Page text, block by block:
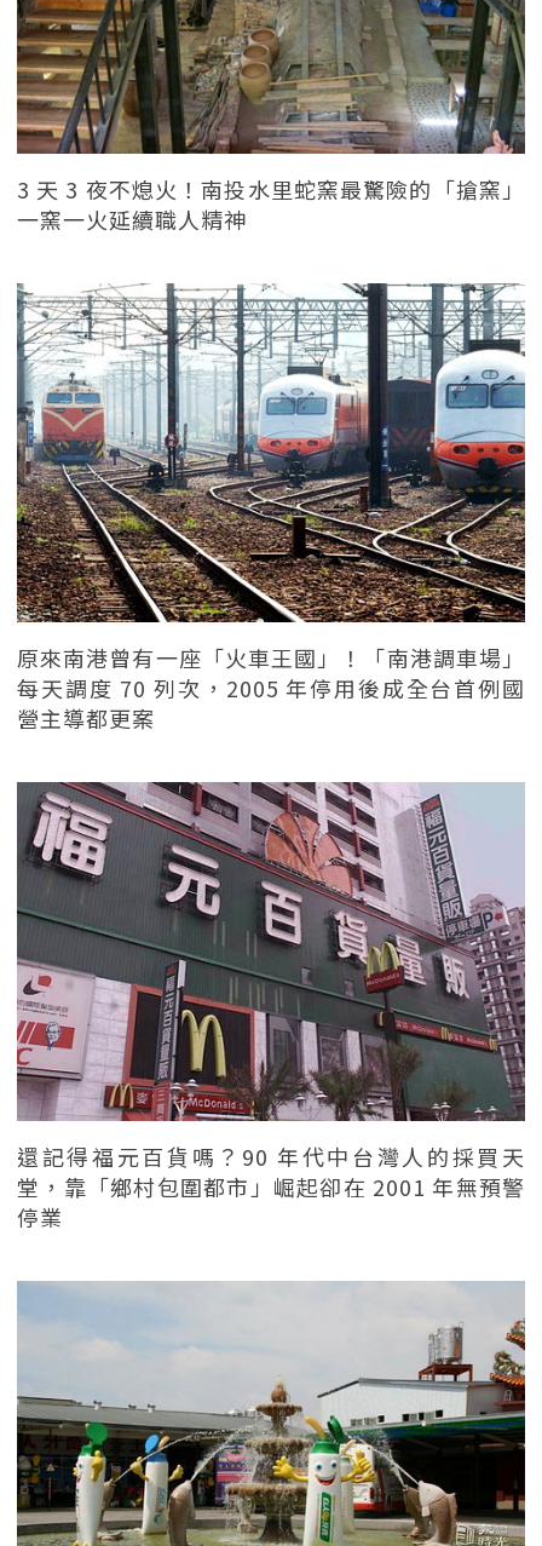
3 天 3 夜不熄火！南投水里蛇窯最驚險的「搶窯」
一窯一火延續職人精神
原來南港曾有一座「火車王國」！「南港調車場」
每天調度 70 列次，2005 年停用後成全台首例國
營主導都更案
還記得福元百貨嗎？90 年代中台灣人的採買天
堂，靠「鄉村包圍都市」崛起卻在 2001 年無預警
停業